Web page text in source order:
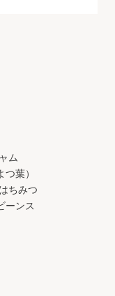
ム
葉）
みつ
ンス
）